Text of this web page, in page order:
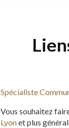
Spécialiste
Vous souhaitez
Lyonet plus